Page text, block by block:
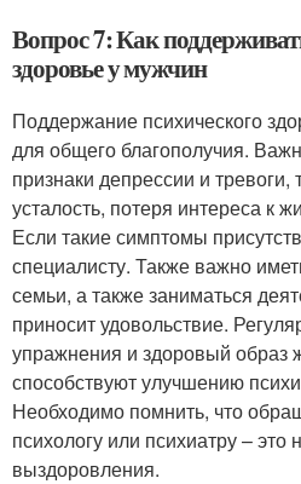
Вопрос 7: Как
здоровье у мужчин
Поддержание психического
для общего благополучия.
признаки депрессии и тревоги,
усталость, потеря интереса к
Если такие симптомы
специалисту. Также важно
семьи, а также заниматься
приносит удовольствие.
упражнения и здоровый образ
способствуют улучшению
Необходимо помнить, что
психологу или психиатру –
выздоровления.